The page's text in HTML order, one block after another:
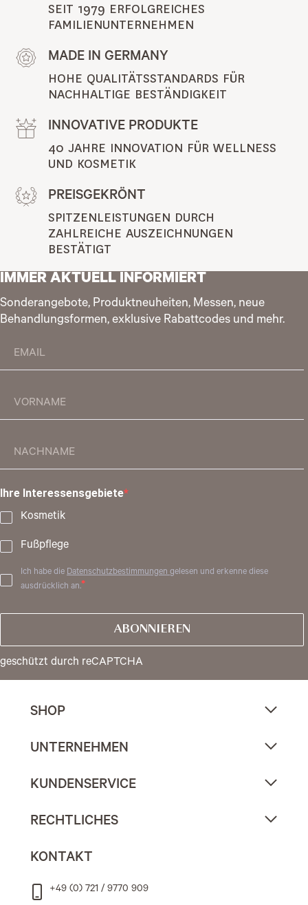
SEIT 1979 ERFOLGREICHES
FAMILIENUNTERNEHMEN
MADE IN GERMANY
HOHE QUALITÄTSSTANDARDS FÜR
NACHHALTIGE BESTÄNDIGKEIT
INNOVATIVE PRODUKTE
40 JAHRE INNOVATION FÜR WELLNESS
UND KOSMETIK
PREISGEKRÖNT
SPITZENLEISTUNGEN DURCH
ZAHLREICHE AUSZEICHNUNGEN
BESTÄTIGT
IMMER AKTUELL INFORMIERT
Sonderangebote, Produktneuheiten, Messen, neue
Behandlungsformen, exklusive Rabattcodes und mehr.
Ihre Interessensgebiete
Kosmetik
Fußpflege
Ich habe die Datenschutzbestimmungengelesen und erkenne diese
ausdrücklich an.
ABONNIEREN
geschützt durch reCAPTCHA
SHOP
UNTERNEHMEN
KUNDENSERVICE
RECHTLICHES
KONTAKT
+49 (0) 721 / 9770 909